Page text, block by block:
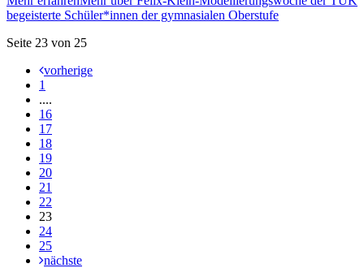
begeisterte Schüler*innen der gymnasialen Oberstufe
Seite 23 von 25
vorherige
1
....
16
17
18
19
20
21
22
23
24
25
nächste